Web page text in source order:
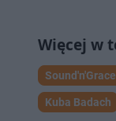
Sound'n'Grace
Kuba Badach